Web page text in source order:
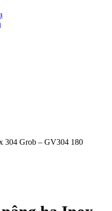
304 Grob – GV304 180